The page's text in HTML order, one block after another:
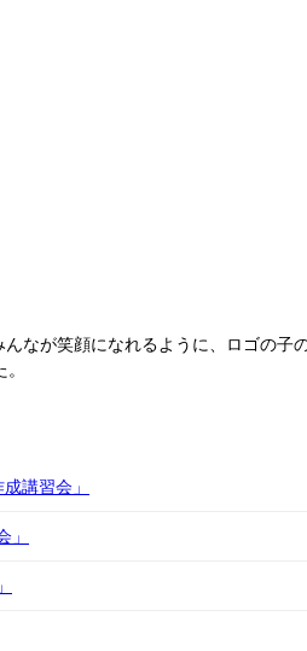
なが笑顔になれるように、ロゴの子
講習会」